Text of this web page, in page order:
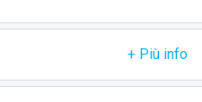
+ Più info